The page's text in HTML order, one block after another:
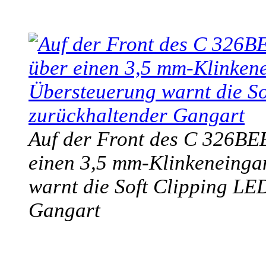
Auf der Front des C
einen 3,5 mm-
warnt die Soft Clipping
Gangart